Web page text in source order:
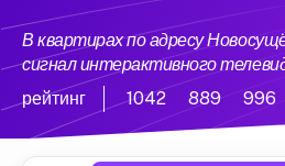
В квартирах по адресу
сигнал интерактивного
рейтинг
1042 889 996